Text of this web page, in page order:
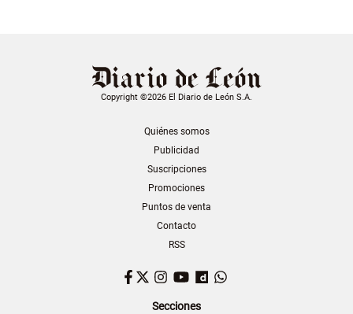
Copyright ©2026 El Diario de León S.A.
Quiénes somos
Publicidad
Suscripciones
Promociones
Puntos de venta
Contacto
RSS
Facebook
TwitterInstagram
YouTubeDailymotion
Secciones